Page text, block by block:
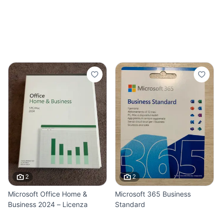
2
Microsoft Office Home &
Business 2024 – Licenza
2
Microsoft 365 Business
Standard